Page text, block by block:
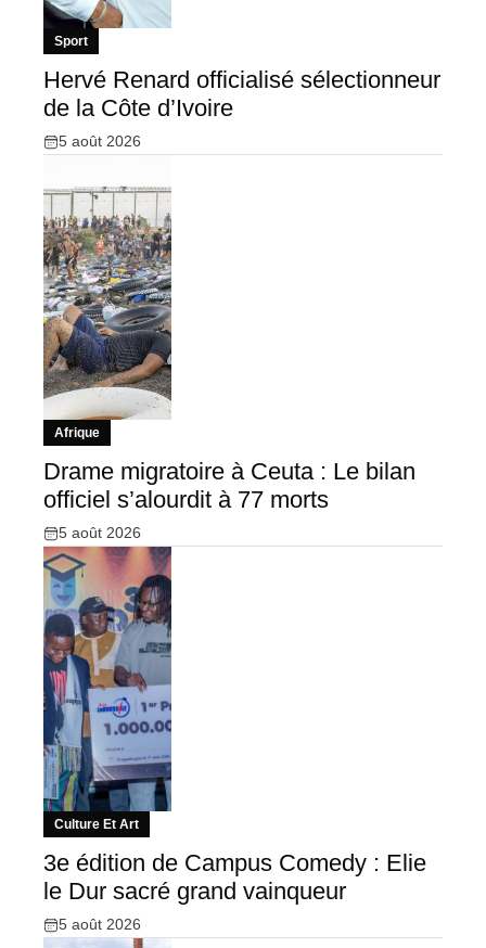
Sport
Hervé Renard officialisé sélectionneur
de la Côte d’Ivoire
5 août 2026
Afrique
Drame migratoire à Ceuta : Le bilan
officiel s’alourdit à 77 morts
5 août 2026
Culture Et Art
3e édition de Campus Comedy : Elie
le Dur sacré grand vainqueur
5 août 2026